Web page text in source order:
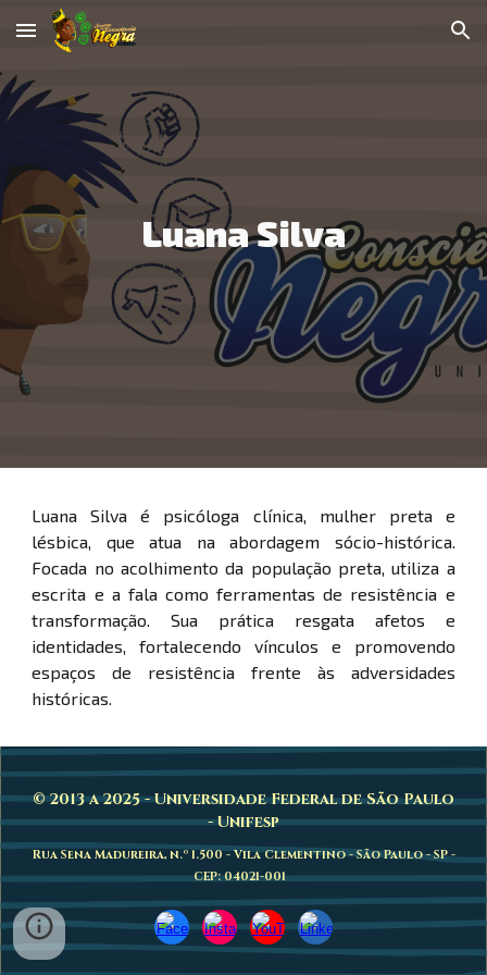
Skip to main content Skip to navigation
Luana Silva
Luana Silva é psicóloga clínica, mulher preta e
lésbica, que atua na abordagem sócio-histórica.
Focada no acolhimento da população preta, utiliza a
escrita e a fala como ferramentas de resistência e
transformação. Sua prática resgata afetos e
identidades, fortalecendo vínculos e promovendo
espaços de resistência frente às adversidades
históricas.
© 2013 a 2025 - Universidade Federal de São Paulo
- Unifesp
Rua Sena Madureira, n.º 1.500 - Vila Clementino - São Paulo - SP -
CEP: 04021-001